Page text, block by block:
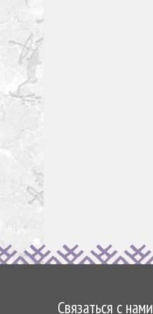
Связаться с нами